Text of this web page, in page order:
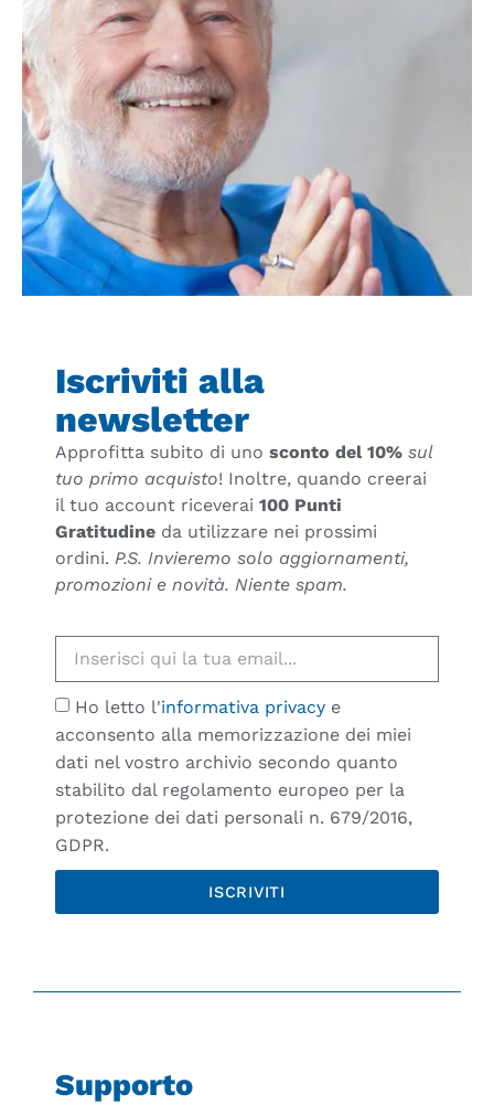
Iscriviti alla
newsletter
Approfitta subito di uno sconto del 10% sul
tuo primo acquisto! Inoltre, quando creerai
il tuo account riceverai 100 Punti
Gratitudine da utilizzare nei prossimi
ordini. P.S. Invieremo solo aggiornamenti,
promozioni e novità. Niente spam.
Ho letto l'informativa privacy e
acconsento alla memorizzazione dei miei
dati nel vostro archivio secondo quanto
stabilito dal regolamento europeo per la
protezione dei dati personali n. 679/2016,
GDPR.
ISCRIVITI
Supporto